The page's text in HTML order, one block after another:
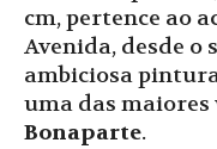
cm, pertence ao
Avenida, desde o
ambiciosa
uma das
Bonaparte.